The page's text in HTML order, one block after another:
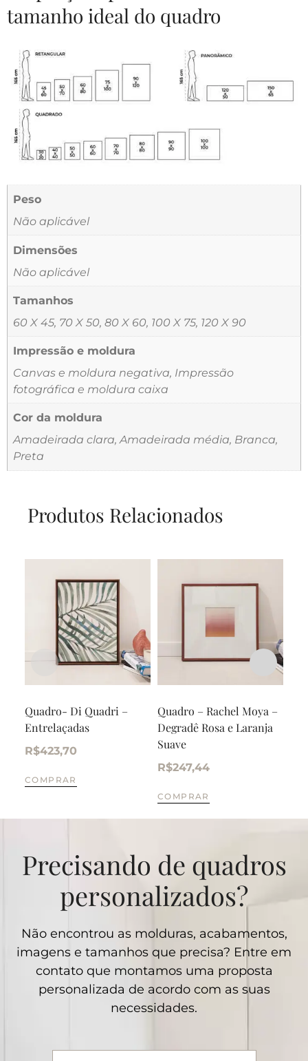
tamanho ideal do quadro
Peso
Não aplicável
Dimensões
Não aplicável
Tamanhos
60 X 45, 70 X 50, 80 X 60, 100 X 75, 120 X 90
Impressão e moldura
Canvas e moldura negativa, Impressão
fotográfica e moldura caixa
Cor da moldura
Amadeirada clara, Amadeirada média, Branca,
Preta
Produtos Relacionados
Quadro- Di Quadri –
Entrelaçadas
R$423,70
COMPRAR
Quadro – Rachel Moya –
Degradê Rosa e Laranja
Suave
R$247,44
COMPRAR
Precisando de quadros
personalizados?
Não encontrou as molduras, acabamentos,
imagens e tamanhos que precisa? Entre em
contato que montamos uma proposta
personalizada de acordo com as suas
necessidades.